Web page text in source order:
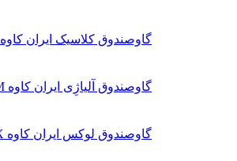
گاوصندوق کلاسیک ایران کاوه KS
گاوصندوق آلیاژِی ایران کاوه GM
گاوصندوق لوکس ایران کاوه LUX